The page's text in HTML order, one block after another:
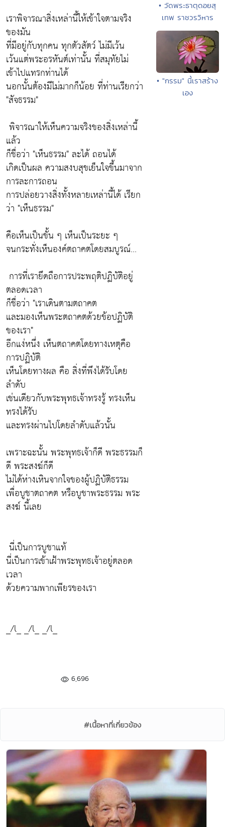
เราพิจารณาสิ่งเหล่านี้ให้เข้าใจตามจริง
ของมัน
ที่มีอยู่กับทุกคน ทุกตัวสัตว์ ไม่มีเว้น
เว้นแต่พระอรหันต์เท่านั้น ที่สมุทัยไม่
เข้าไปแทรกท่านได้
นอกนั้นต้องมีไม่มากก็น้อย ที่ท่านเรียกว่า
"สัจธรรม"
พิจารณาให้เห็นความจริงของสิ่งเหล่านี้
แล้ว
ก็ชื่อว่า "เห็นธรรม" ละได้ ถอนได้
เกิดเป็นผล ความสงบสุขเย็นใจขึ้นมาจาก
การละการถอน
การปล่อยวางสิ่งทั้งหลายเหล่านี้ได้ เรียก
ว่า "เห็นธรรม"
คือเห็นเป็นขั้น ๆ เห็นเป็นระยะ ๆ
จนกระทั่งเห็นองค์ตถาคตโดยสมบูรณ์...
การที่เรายึดถือการประพฤติปฏิบัติอยู่
ตลอดเวลา
ก็ชื่อว่า "เราเดินตามตถาคต
และมองเห็นพระตถาคตด้วยข้อปฏิบัติ
ของเรา"
อีกแง่หนึ่ง เห็นตถาคตโดยทางเหตุคือ
การปฏิบัติ
เห็นโดยทางผล คือ สิ่งที่พึงได้รับโดย
ลำดับ
เช่นเดียวกับพระพุทธเจ้าทรงรู้ ทรงเห็น
ทรงได้รับ
และทรงผ่านไปโดยลำดับแล้วนั้น
เพราะฉะนั้น พระพุทธเจ้าก็ดี พระธรรมก็
ดี พระสงฆ์ก็ดี
ไม่ได้ห่างเหินจากใจของผู้ปฏิบัติธรรม
เพื่อบูชาตถาคต หรือบูชาพระธรรม พระ
สงฆ์ นี้เลย
นี่เป็นการบูชาแท้
นี่เป็นการเข้าเฝ้าพระพุทธเจ้าอยู่ตลอด
เวลา
ด้วยความพากเพียรของเรา
_/l_ _/l_ _/l_
6,696
• วัดพระธาตุดอยสุ
เทพ ราชวรวิหาร
• "กรรม" นี้เราสร้าง
เอง
#เนื้อหาที่เกี่ยวข้อง